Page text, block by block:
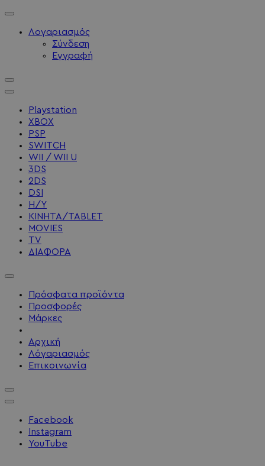
Λογαριασμός
Σύνδεση
Εγγραφή
Playstation
XBOX
PSP
SWITCH
WII / WII U
3DS
2DS
DSI
Η/Υ
ΚΙΝΗΤΑ/TABLET
MOVIES
TV
ΔΙΑΦΟΡΑ
Πρόσφατα προϊόντα
Προσφορές
Μάρκες
Αρχική
Λόγαριασμός
Επικοινωνία
Facebook
Instagram
YouTube